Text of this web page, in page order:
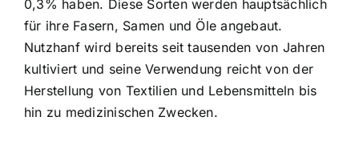
0,3% haben. Diese Sorten werden hauptsächlich
für ihre Fasern, Samen und Öle angebaut.
Nutzhanf wird bereits seit tausenden von Jahren
kultiviert und seine Verwendung reicht von der
Herstellung von Textilien und Lebensmitteln bis
hin zu medizinischen Zwecken.